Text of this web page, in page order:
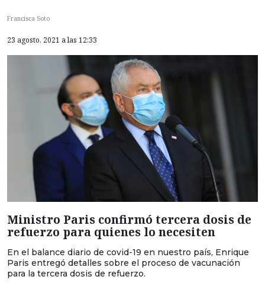
Francisca Soto
23 agosto, 2021 a las 12:33
Ministro Paris confirmó tercera dosis de
refuerzo para quienes lo necesiten
En el balance diario de covid-19 en nuestro país, Enrique
Paris entregó detalles sobre el proceso de vacunación
para la tercera dosis de refuerzo.